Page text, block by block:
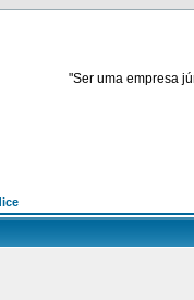
"Ser uma empresa